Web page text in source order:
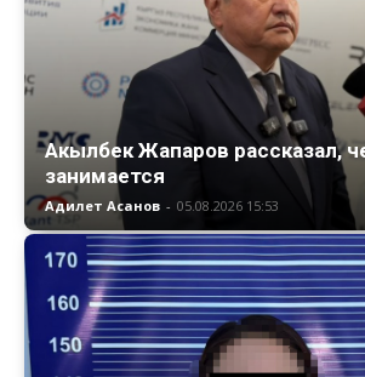
Акылбек Жапаров рассказал,
занимается
Адилет Асанов - 05.08.2026 15:53